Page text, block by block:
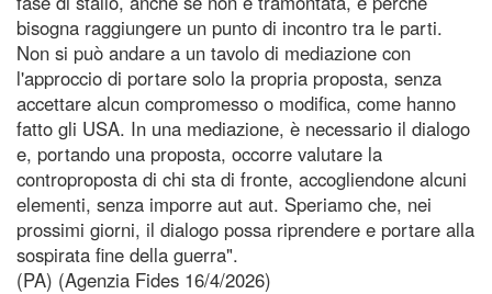
bisogna raggiungere un punto di incontro tra le parti.
Non si può andare a un tavolo di mediazione con
l'approccio di portare solo la propria proposta, senza
accettare alcun compromesso o modifica, come hanno
fatto gli USA. In una mediazione, è necessario il dialogo
e, portando una proposta, occorre valutare la
controproposta di chi sta di fronte, accogliendone alcuni
elementi, senza imporre aut aut. Speriamo che, nei
prossimi giorni, il dialogo possa riprendere e portare alla
sospirata fine della guerra".
(PA) (Agenzia Fides 16/4/2026)